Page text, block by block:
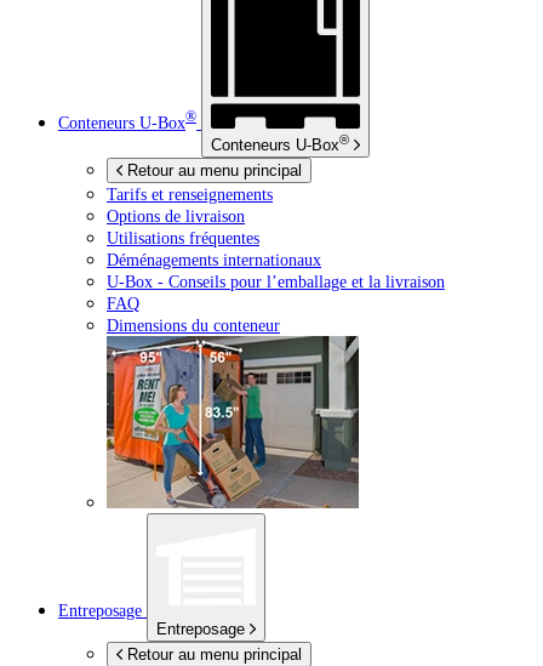
Conteneurs U-Box®
Conteneurs U-Box®
Retour au menu principal
Tarifs et renseignements
Options de livraison
Utilisations fréquentes
Déménagements internationaux
U-Box - Conseils pour l’emballage et la livraison
FAQ
Dimensions du conteneur
Entreposage
Entreposage
Retour au menu principal